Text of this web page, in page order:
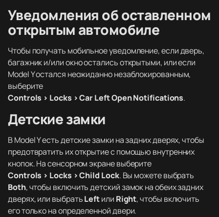
Уведомления об оставленном
открытым автомобиле
Чтобы получать мобильное уведомление, если дверь,
багажник и/или окно остались открытыми, или если
Model Y остался неожиданно незаблокированным,
выберите
Controls > Locks > Car Left Open Notifications.
Детские замки
В Model Y есть детские замки на задних дверях, чтобы
предотвратить их открытие с помощью внутренних
кнопок. На сенсорном экране выберите
Controls > Locks > Child Lock. Вы можете выбрать
Both, чтобы включить детский замок на обеих задних
дверях, или выбратьLeftили Right, чтобы включить
его только на определенной двери.